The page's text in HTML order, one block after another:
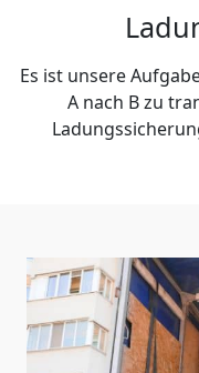
Es ist unsere
A nach B zu